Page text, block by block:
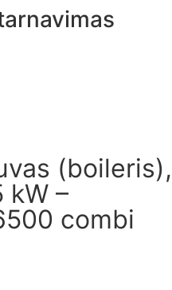
(boileris),
kW –
combi